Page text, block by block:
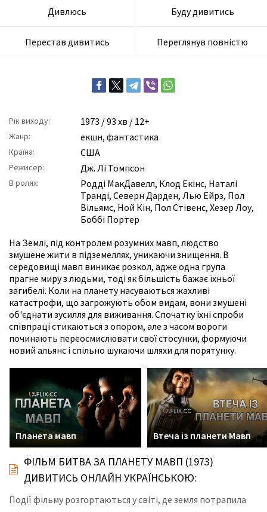
Дивлюсь Буду дивитись
Перестав дивитись Переглянув повністю
Рік виходу: 1973 / 93 хв / 12+
Жанр: екшн, фантастика
Країна: США
Режисер: Дж. Лі Томпсон
В ролях: Родді МакДавелл, Клод Екінс, Наталі
Транді, Северн Дарден, Лью Ейрз, Пол
Вільямс, Ной Кін, Пол Стівенс, Хезер Лоу,
Боббі Портер
На Землі, під контролем розумних мавп, людство
змушене жити в підземеллях, уникаючи знищення. В
середовищі мавп виникає розкол, адже одна група
прагне миру з людьми, тоді як більшість бажає їхньої
загибелі. Коли на планету насуваються жахливі
катастрофи, що загрожують обом видам, вони змушені
об'єднати зусилля для виживання. Спочатку їхні спроби
співпраці стикаються з опором, але з часом вороги
починають переосмислювати свої стосунки, формуючи
новий альянс і спільно шукаючи шляхи для порятунку.
Планета мавп Втеча із планети Мавп
ФІЛЬМ БИТВА ЗА ПЛАНЕТУ МАВП (1973)
ДИВИТИСЬ ОНЛАЙН УКРАЇНСЬКОЮ:
Події фільму розгортаються у світі, де земля потрапила